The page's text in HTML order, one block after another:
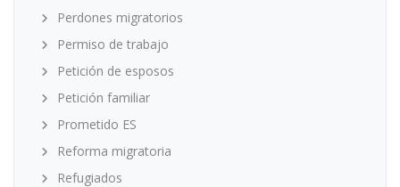
Perdones migratorios
Permiso de trabajo
Petición de esposos
Petición familiar
Prometido ES
Reforma migratoria
Refugiados